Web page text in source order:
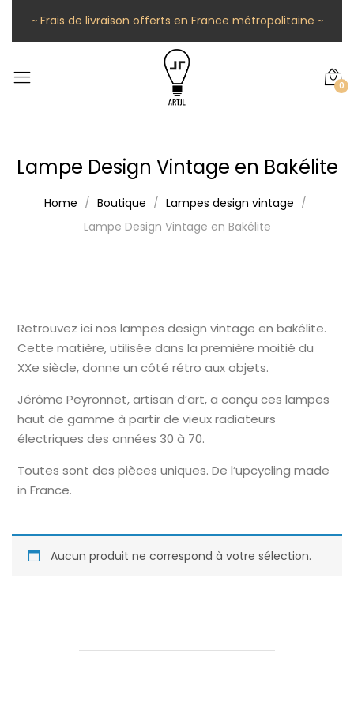
~ Frais de livraison offerts en France métropolitaine ~
0
Lampe Design Vintage en Bakélite
Home Boutique
Lampes design vintage
Lampe Design Vintage en Bakélite
Retrouvez ici nos lampes design vintage en bakélite.
Cette matière, utilisée dans la première moitié du
XXe siècle, donne un côté rétro aux objets.
Jérôme Peyronnet, artisan d’art, a conçu ces lampes
haut de gamme à partir de vieux radiateurs
électriques des années 30 à 70.
Toutes sont des pièces uniques. De l’upcycling made
in France.
Aucun produit ne correspond à votre sélection.